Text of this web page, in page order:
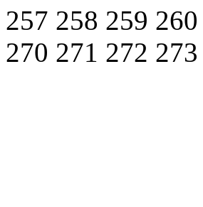
257 258 259 260
270 271 272 273